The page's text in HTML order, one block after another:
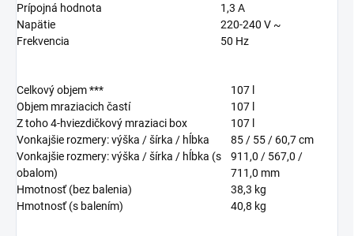
Prípojná hodnota
1,3 A
Napätie
220-240 V ~
Frekvencia
50 Hz
Celkový objem *** 107
Objem mraziacich častí
107
Z toho 4-hviezdičkový mraziaci box
107
Vonkajšie rozmery: výška / šírka / hĺbka
85 / 55 / 60,7cm
Vonkajšie rozmery: výška / šírka / hĺbka (s
obalom)
911,0 / 567,0 /
711,0 mm
Hmotnosť (bez balenia)
38,3 kg
Hmotnosť (s balením)
40,8 kg